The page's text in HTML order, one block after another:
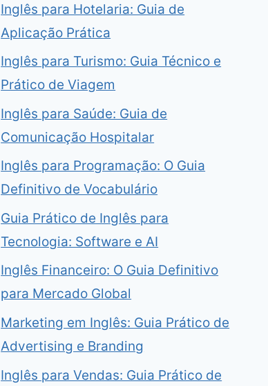
Inglês para Hotelaria: Guia de
Aplicação Prática
Inglês para Turismo: Guia Técnico e
Prático de Viagem
Inglês para Saúde: Guia de
Comunicação Hospitalar
Inglês para Programação: O Guia
Definitivo de Vocabulário
Guia Prático de Inglês para
Tecnologia: Software e AI
Inglês Financeiro: O Guia Definitivo
para Mercado Global
Marketing em Inglês: Guia Prático de
Advertising e Branding
Inglês para Vendas: Guia Prático de